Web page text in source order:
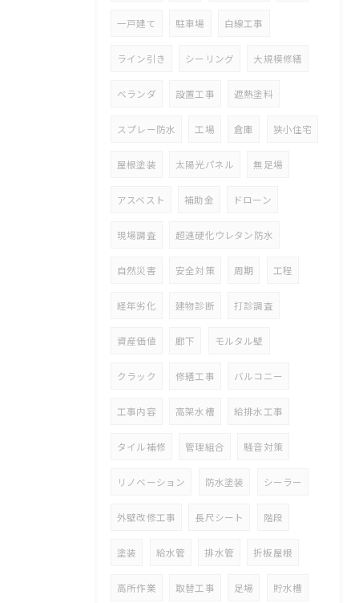
一戸建て 駐車場 白線工事
ライン引き シーリング 大規模修繕
ベランダ 設置工事 遮熱塗料
スプレー防水 工場 倉庫 狭小住宅
屋根塗装 太陽光パネル 無足場
アスベスト 補助金 ドローン
現場調査 超速硬化ウレタン防水
自然災害 安全対策 周期 工程
経年劣化 建物診断 打診調査
資産価値 廊下 モルタル壁
クラック 修繕工事 バルコニー
工事内容 高架水槽 給排水工事
タイル補修 管理組合 騒音対策
リノベーション 防水塗装 シーラー
外壁改修工事 長尺シート 階段
塗装 給水管 排水管 折板屋根
高所作業 取替工事 足場 貯水槽